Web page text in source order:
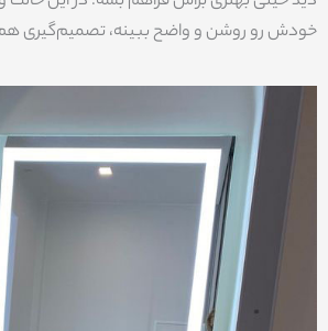
خودش رو روشن و واضح ببینه، تصمیم‌گیری هم